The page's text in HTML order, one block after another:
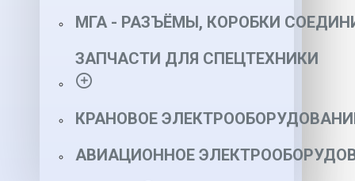
МГА - РАЗЪЁМЫ, КОРОБКИ
ЗАПЧАСТИ ДЛЯ СПЕЦТЕХНИКИ
КРАНОВОЕ
АВИАЦИОННОЕ